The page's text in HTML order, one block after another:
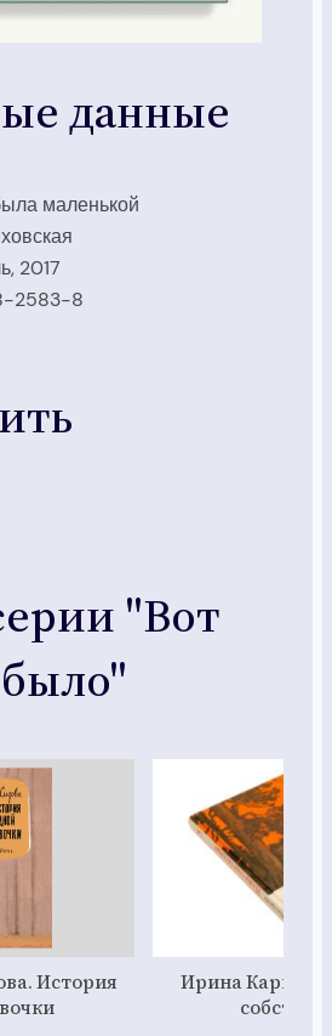
данные
маленькой
2017
2583-8
"Вот
История
Ирина